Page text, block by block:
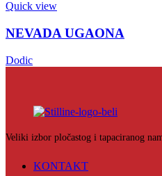
Quick view
NEVADA UGAONA
Dodic
Veliki izbor pločastog i tapaciranog
KONTAKT